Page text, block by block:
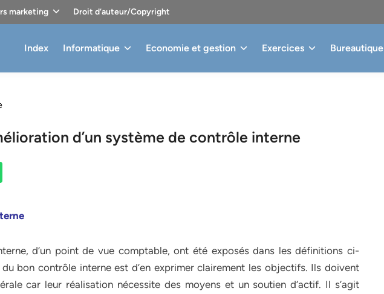
marketing Droit d’auteur/Copyright
Index Informatique Economie et gestion Exercices Bureautique
d’un système de contrôle interne
d’un point de vue comptable, ont été exposés dans les définitions ci-
bon contrôle interne est d’en exprimer clairement les objectifs. Ils doivent
car leur réalisation nécessite des moyens et un soutien d’actif. Il s’agit